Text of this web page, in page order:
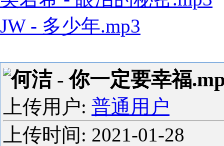
JW - 多少年.mp3
何洁 - 你一定要幸福
上传用户: 普通用户
上传时间: 2021-01-28